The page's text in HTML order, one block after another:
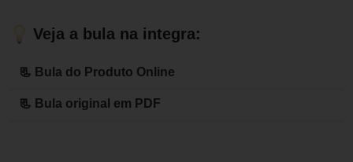
Veja a bula na integra:
📃 Bula do Produto Online
📃 Bula original em PDF